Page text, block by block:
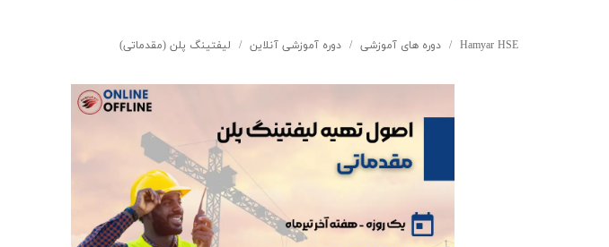
Hamyar HSE دوره های آموزشی دوره آموزشی آنلاین لیفتینگ پلن (مقدماتی)